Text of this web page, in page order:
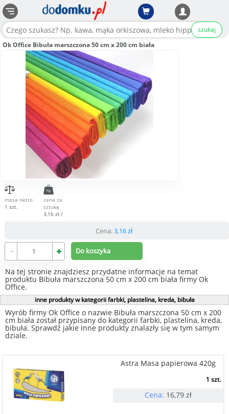
szukaj
Ok Office Bibuła marszczona 50 cm x 200 cm biała
masa netto
1 szt.
cena za
sztukę
3,16 zł /
Cena:3,16zł
Na tej stronie znajdziesz przydatne informacje na temat
produktu Bibuła marszczona 50 cm x 200 cm biała firmy Ok
Office.
inne produkty w kategorii farbki, plastelina, kreda, bibuła
Wyrób firmy Ok Office o nazwie Bibuła marszczona 50 cm x 200
cm biała został przypisany do kategorii farbki, plastelina, kreda,
bibuła. Sprawdź jakie inne produkty znalazły się w tym samym
dziale.
Astra Masa papierowa 420g
1 szt.
Cena: 16,79 zł